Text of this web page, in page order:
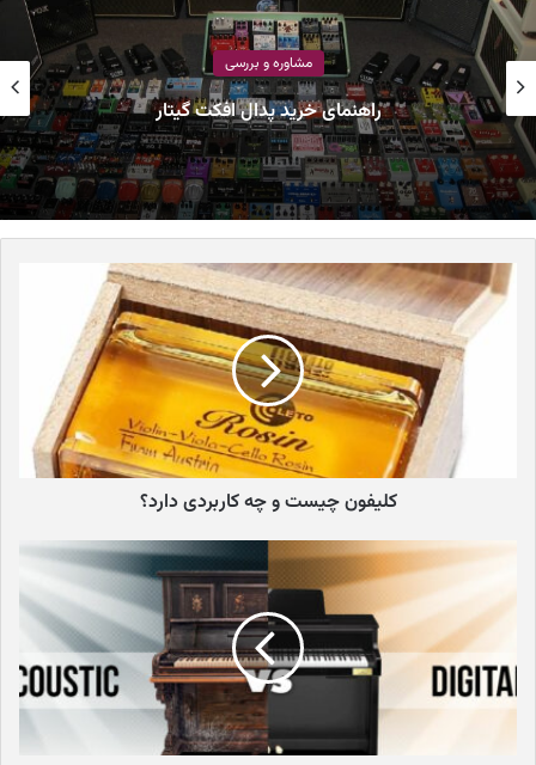
انواع هدفون بر اساس قرارگیری روی گوش
1-هدفون Over-Ear یا هدفون‌های circumaural
2-هدفون On-Ear یا هدفون های Supra-aural
3-هدفون In-Ear
4-هدفون In-Ear Monitoring
5-ایرباد
6-هدفون بی سیم
7-هدفون نویز کنسلینگ
انواع کاربری برای هدفون‌های استودیویی
2-هدفون Open-Back
3-هدفون In-Ear Monitoring
4-هدفون On-Ear
5-هدفون Over-Ear
راهنمای خرید هدفون: نحوه انتخاب هدفون های مناسب
بهترین برند‌های سازنده هدفون کدامند؟
Beyerdynamic
Fender
Sennheiser
سوالات متداول پیرامون هدفون
هدفون چیست؟
هدفون ابزاری برای شنیدن صدای قطعات موسیقی است که از ترکیب دو
درایور اسپیکر کوچک جای‌گرفته در کاپ روی گوشی و تجهیزات الکتریکی
داخلی آن تشکیل شده است. به طور کلی در ساختار هدفون، سیگنال
صدا از طریق پلیر یا امپلی‌فایر خارجی به سمت درایورهای هدفون ارسال
مشاوره و بررسی
راهنمای خرید پدال افکت گیتار
کلیفون چیست و چه کاربردی دارد؟